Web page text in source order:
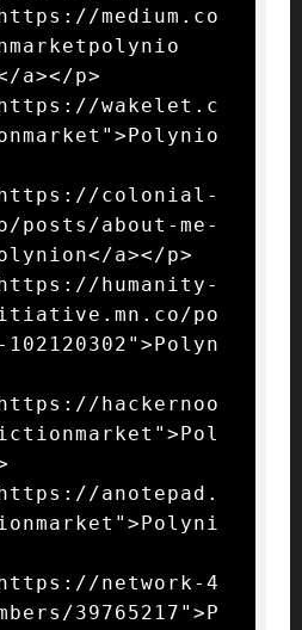
medium.co
a></p>
wakelet.c
colonial-
posts/about-me-
a></p>
humanity-
po
hackernoo
anotepad.
network-4
39765217">P